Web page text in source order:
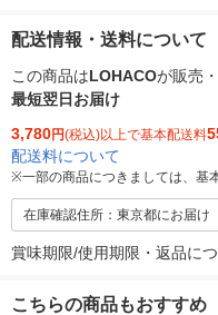
配送情報・送料について
この商品はLOHACOが販売
最短翌日お届け
3,780円(税込)以上で基本配送料
配送料について
※一部の商品につきましては、基
在庫確認住所：東京都にお届け
賞味期限/使用期限・返品に
こちらの商品もおすすめ